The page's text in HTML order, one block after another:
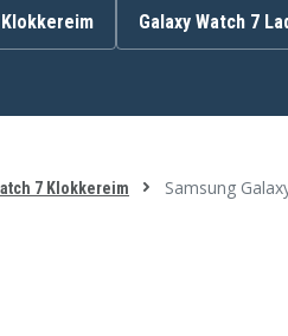
Klokkereim Galaxy Watch 7
7 Klokkereim Samsung